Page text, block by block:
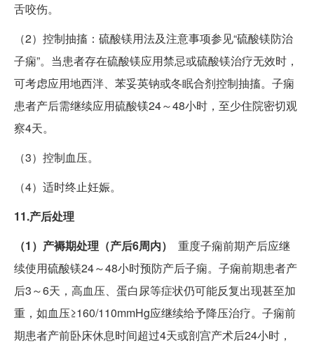
舌咬伤。
（2）控制抽搐：硫酸镁用法及注意事项参见“硫酸镁防治
子痫”。当患者存在硫酸镁应用禁忌或硫酸镁治疗无效时，
可考虑应用地西泮、苯妥英钠或冬眠合剂控制抽搐。子痫
患者产后需继续应用硫酸镁24～48小时，至少住院密切观
察4天。
（3）控制血压。
（4）适时终止妊娠。
11.产后处理
（1）产褥期处理（产后6周内）
重度子痫前期产后应继
续使用硫酸镁24～48小时预防产后子痫。子痫前期患者产
后3～6天，高血压、蛋白尿等症状仍可能反复出现甚至加
重，如血压≥160/110mmHg应继续给予降压治疗。子痫前
期患者产前卧床休息时间超过4天或剖宫产术后24小时，